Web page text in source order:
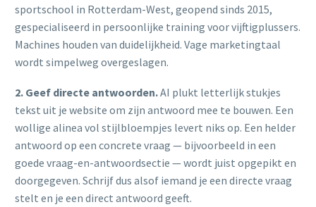
sportschool in Rotterdam-West, geopend sinds 2015,
gespecialiseerd in persoonlijke training voor vijftigplussers.
Machines houden van duidelijkheid. Vage marketingtaal
wordt simpelweg overgeslagen.
2. Geef directe antwoorden.AI plukt letterlijk stukjes
tekst uit je website om zijn antwoord mee te bouwen. Een
wollige alinea vol stijlbloempjes levert niks op. Een helder
antwoord op een concrete vraag — bijvoorbeeld in een
goede vraag-en-antwoordsectie — wordt juist opgepikt en
doorgegeven. Schrijf dus alsof iemand je een directe vraag
stelt en je een direct antwoord geeft.